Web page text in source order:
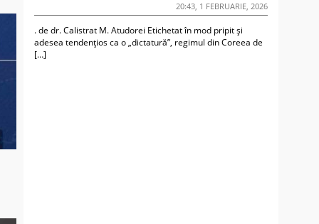
20:43, 1 FEBRUARIE, 2026
. de dr. Calistrat M. Atudorei Etichetat în mod pripit și
adesea tendențios ca o „dictatură”, regimul din Coreea de
[…]